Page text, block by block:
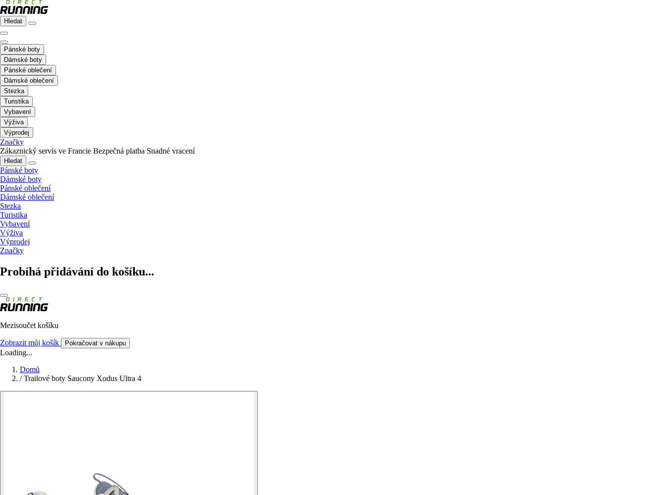
Hledat
Pánské boty
Dámské boty
Pánské oblečení
Dámské oblečení
Stezka
Turistika
Vybavení
Výživa
Výprodej
Značky
Zákaznický servis ve Francie Bezpečná platba Snadné vracení
Hledat
Pánské boty
Dámské boty
Pánské oblečení
Dámské oblečení
Stezka
Turistika
Vybavení
Výživa
Výprodej
Značky
Probíhá přidávání do košíku...
Mezisoučet košíku
Zobrazit můj košík Pokračovat v nákupu
Loading...
Domů
/ Trailové boty Saucony Xodus Ultra 4